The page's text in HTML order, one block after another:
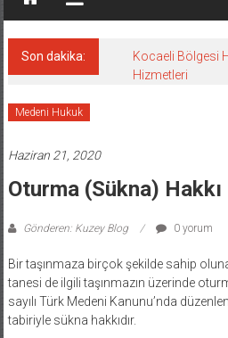
Son dakika:
Kocaeli Bölgesi
Hizmetleri
Medeni Hukuk
Haziran 21, 2020
Oturma (Sükna) Hakkı
Gönderen: Kuzey Blog 0 yorum
Bir taşınmaza birçok şekilde sahip
tanesi de ilgili taşınmazın üzerinde
sayılı Türk Medeni Kanunu’nda
tabiriyle sükna hakkıdır.